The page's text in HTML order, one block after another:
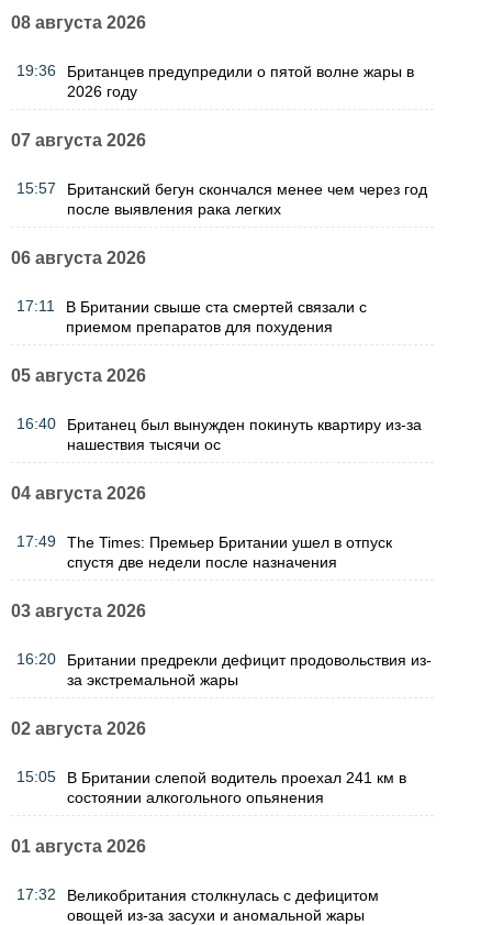
08 августа 2026
19:36
Британцев предупредили о пятой волне жары в
2026 году
07 августа 2026
15:57
Британский бегун скончался менее чем через год
после выявления рака легких
06 августа 2026
17:11
В Британии свыше ста смертей связали с
приемом препаратов для похудения
05 августа 2026
16:40
Британец был вынужден покинуть квартиру из-за
нашествия тысячи ос
04 августа 2026
17:49
The Times: Премьер Британии ушел в отпуск
спустя две недели после назначения
03 августа 2026
16:20
Британии предрекли дефицит продовольствия из-
за экстремальной жары
02 августа 2026
15:05
В Британии слепой водитель проехал 241 км в
состоянии алкогольного опьянения
01 августа 2026
17:32
Великобритания столкнулась с дефицитом
овощей из-за засухи и аномальной жары